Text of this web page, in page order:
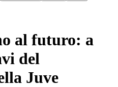
al futuro: a
del
Juve